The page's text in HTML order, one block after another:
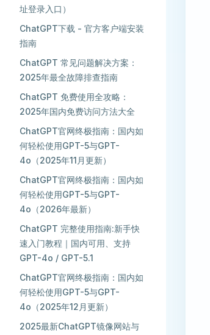
址登录入口）
ChatGPT下载 - 官方客户端安装
指南
ChatGPT 常见问题解决方案：
2025年最全故障排查指南
ChatGPT 免费使用全攻略：
2025年国内免费访问方法大全
ChatGPT官网终极指南：国内如
何轻松使用GPT-5与GPT-
4o（2025年11月更新）
ChatGPT官网终极指南：国内如
何轻松使用GPT-5与GPT-
4o（2026年最新）
ChatGPT 完整使用指南:新手快
速入门教程｜国内可用、支持
GPT-4o / GPT-5.1
ChatGPT官网终极指南：国内如
何轻松使用GPT-5与GPT-
4o（2025年12月更新）
2025最新ChatGPT镜像网站与